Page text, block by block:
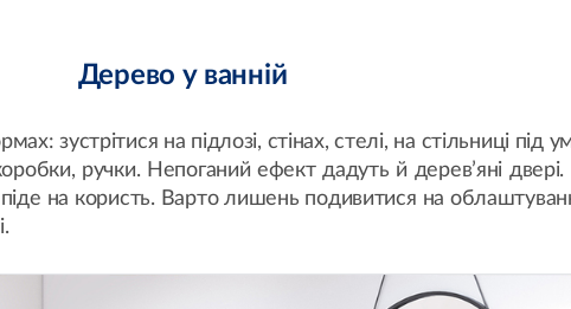
Дерево у ванній
зустрітися на підлозі, стінах, стелі, на стільниці під
ручки. Непоганий ефект дадуть й дерев’яні двері.
піде на користь. Варто лишень подивитися на